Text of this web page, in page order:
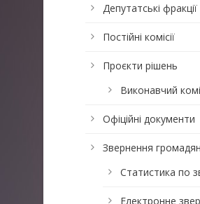
Депутатські
Постійні комісії
Проєкти рішень
Виконавчий
Офіційні документи
Звернення громадян
Статистика по
Електронне